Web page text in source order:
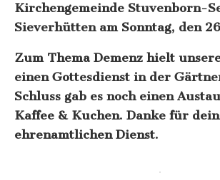
Kirchengemeinde Stuvenborn-
Sieverhütten am Sonntag, den
Zum Thema Demenz hielt
einen Gottesdienst in der
Schluss gab es noch einen
Kaffee & Kuchen. Danke für
ehrenamtlichen Dienst.